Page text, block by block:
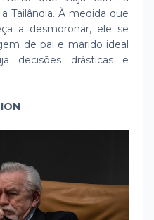
Tailândia. À medida que
a desmoronar, ele se
de pai e marido ideal
decisões drásticas e